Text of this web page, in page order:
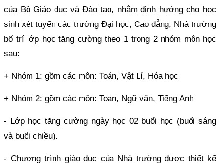
của Bộ Giáo dục và Đào tạo, nhằm định hướng cho học
sinh xét tuyển các trường Đại học, Cao đẳng; Nhà trường
bố trí lớp học tăng cường theo 1 trong 2 nhóm môn học
sau:
+ Nhóm 1: gồm các môn: Toán, Vật Lí, Hóa học
+ Nhóm 2: gồm các môn: Toán, Ngữ văn, Tiếng Anh
- Lớp học tăng cường ngày học 02 buổi học (buổi sáng
và buổi chiều).
- Chương trình giáo dục của Nhà trường được thiết kế